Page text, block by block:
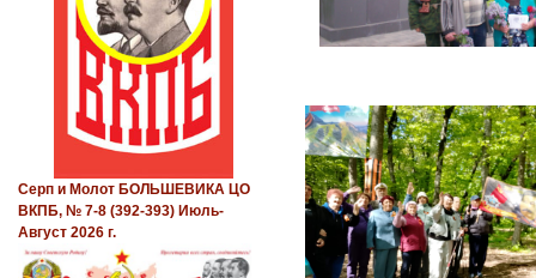
Серп и Молот БОЛЬШЕВИКА ЦО
ВКПБ, № 7-8 (392-393) Июль-
Август 2026 г.